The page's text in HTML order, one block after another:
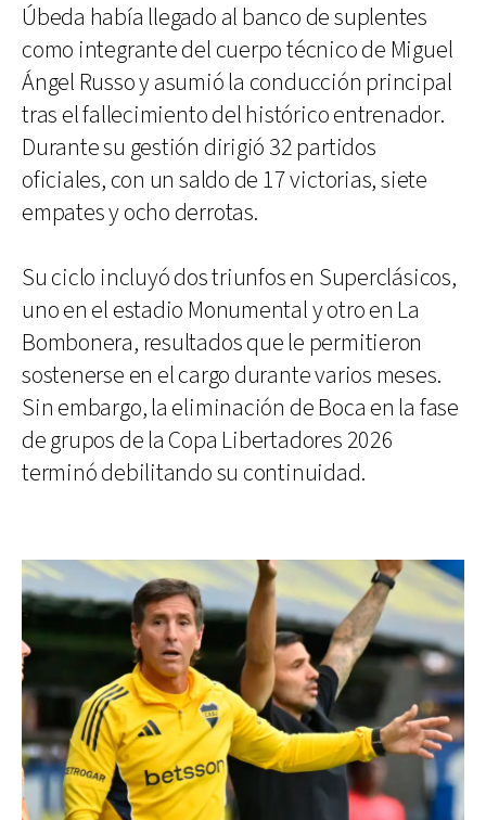
Úbeda había llegado al banco de suplentes
como integrante del cuerpo técnico de Miguel
Ángel Russo y asumió la conducción principal
tras el fallecimiento del histórico entrenador.
Durante su gestión dirigió 32 partidos
oficiales, con un saldo de 17 victorias, siete
empates y ocho derrotas.
Su ciclo incluyó dos triunfos en Superclásicos,
uno en el estadio Monumental y otro en La
Bombonera, resultados que le permitieron
sostenerse en el cargo durante varios meses.
Sin embargo, la eliminación de Boca en la fase
de grupos de la Copa Libertadores 2026
terminó debilitando su continuidad.